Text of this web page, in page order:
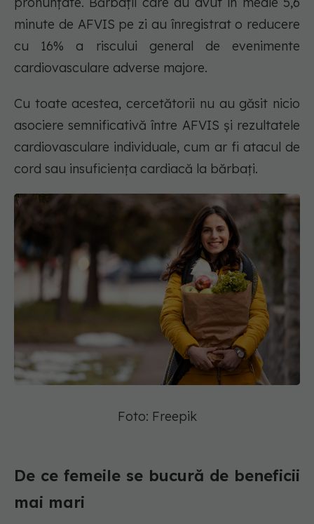
minute de AFVIS pe zi au înregistrat o reducere
cu 16% a riscului general de evenimente
cardiovasculare adverse majore.
Cu toate acestea, cercetătorii nu au găsit nicio
asociere semnificativă între AFVIS și rezultatele
cardiovasculare individuale, cum ar fi atacul de
cord sau insuficiența cardiacă la bărbați.
Foto: Freepik
De ce femeile se bucură de beneficii
mai mari